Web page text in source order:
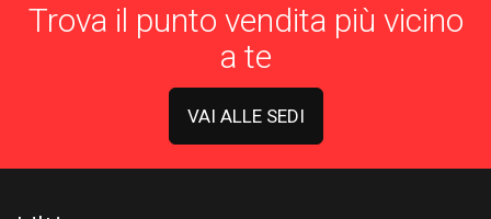
Trova il punto vendita più vicino
a te
VAI ALLE SEDI